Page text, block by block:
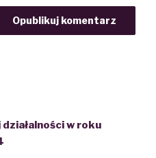
w roku